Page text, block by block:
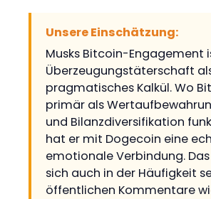
Unsere Einschätzung:
Musks Bitcoin-Engagement
Überzeugungstäterschaft
pragmatisches Kalkül. Wo
primär als
und Bilanzdiversifikation
hat er mit Dogecoin eine
emotionale Verbindung.
sich auch in der Häufigkeit
öffentlichen Kommentare